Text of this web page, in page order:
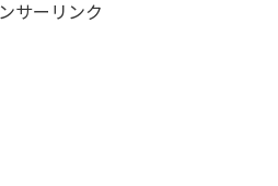
サーリンク